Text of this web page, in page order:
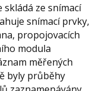
skládá ze snímací
snímací prvky,
propojovacích
modula
měřených
byly průběhy